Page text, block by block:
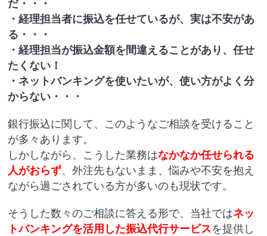
だ・・・
・経理担当者に振込を任せているが、実は不安があ
る・・・
・経理担当が振込金額を間違えることがあり、任せ
たくない！
・ネットバンキングを使いたいが、使い方がよく分
からない・・・
銀行振込に関して、このようなご相談を受けること
が多々あります。
しかしながら、こうした業務はなかなか任せられる
人がおらず、外注先もないまま、悩みや不安を抱え
ながら過ごされている方が多いのも現状です。
そうした数々のご相談に答える形で、当社ではネッ
トバンキングを活用した振込代行サービスを提供し